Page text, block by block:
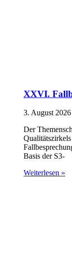
XXVI.
3. August 2026
Der
Basis der S3-
Weiterlesen »